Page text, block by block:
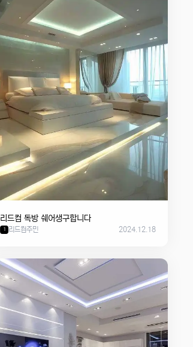
리드컴 독방 쉐어생구합니다
1 리드컴주민 2024.12.18